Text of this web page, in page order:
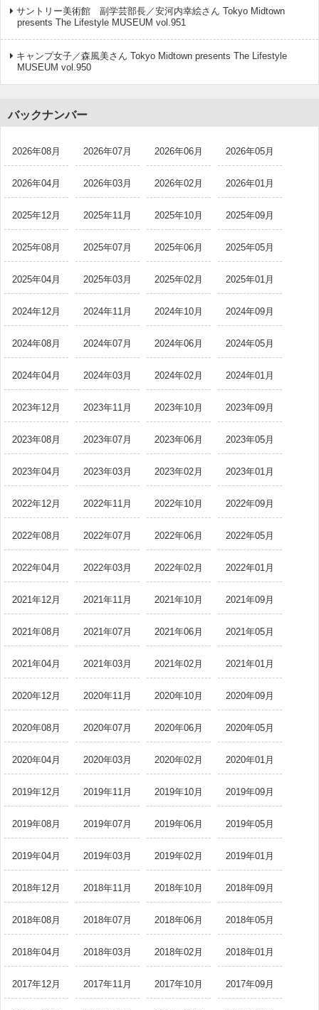
サントリー美術館 副学芸部長／安河内幸絵さん Tokyo Midtown
presents The Lifestyle MUSEUM vol.951
キャンプ女子／森風美さん Tokyo Midtown presents The Lifestyle
MUSEUM vol.950
バックナンバー
2026年08月 2026年07月 2026年06月 2026年05月
2026年04月 2026年03月 2026年02月 2026年01月
2025年12月 2025年11月 2025年10月 2025年09月
2025年08月 2025年07月 2025年06月 2025年05月
2025年04月 2025年03月 2025年02月 2025年01月
2024年12月 2024年11月 2024年10月 2024年09月
2024年08月 2024年07月 2024年06月 2024年05月
2024年04月 2024年03月 2024年02月 2024年01月
2023年12月 2023年11月 2023年10月 2023年09月
2023年08月 2023年07月 2023年06月 2023年05月
2023年04月 2023年03月 2023年02月 2023年01月
2022年12月 2022年11月 2022年10月 2022年09月
2022年08月 2022年07月 2022年06月 2022年05月
2022年04月 2022年03月 2022年02月 2022年01月
2021年12月 2021年11月 2021年10月 2021年09月
2021年08月 2021年07月 2021年06月 2021年05月
2021年04月 2021年03月 2021年02月 2021年01月
2020年12月 2020年11月 2020年10月 2020年09月
2020年08月 2020年07月 2020年06月 2020年05月
2020年04月 2020年03月 2020年02月 2020年01月
2019年12月 2019年11月 2019年10月 2019年09月
2019年08月 2019年07月 2019年06月 2019年05月
2019年04月 2019年03月 2019年02月 2019年01月
2018年12月 2018年11月 2018年10月 2018年09月
2018年08月 2018年07月 2018年06月 2018年05月
2018年04月 2018年03月 2018年02月 2018年01月
2017年12月 2017年11月 2017年10月 2017年09月